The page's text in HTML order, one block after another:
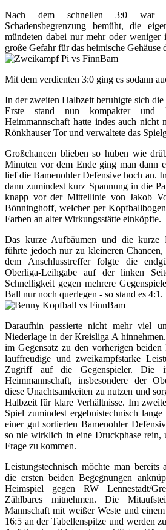
Nach dem schnellen 3:0
Schadensbegrenzung bemüht, die
mündeten dabei nur mehr oder weniger
große Gefahr für das heimische Gehäuse
Mit dem verdienten 3:0 ging es sodann
In der zweiten Halbzeit beruhigte sich die
Erste stand nun kompakter
Heimmannschaft hatte indes auch nicht
Rönkhauser Tor und verwaltete das
Großchancen blieben so hüben wie
Minuten vor dem Ende ging man dann
lief die Bamenohler Defensive hoch an.
dann zumindest kurz Spannung in die
knapp vor der Mittellinie von Jakob
Bönninghoff, welcher per
Farben an alter Wirkungsstätte einköpfte.
Das kurze Aufbäumen und die kurze
führte jedoch nur zu kleineren
dem Anschlusstreffer folgte die
Oberliga-Leihgabe auf der linken
Schnelligkeit gegen mehrere
Ball nur noch querlegen - so stand es 4:1.
Daraufhin passierte nicht mehr viel
Niederlage in der Kreisliga A
im Gegensatz zu den vorherigen
lauffreudige und zweikampfstarke
Zugriff auf die Gegenspieler. Die
Heimmannschaft, insbesondere der
diese Unachtsamkeiten zu nutzen und
Halbzeit für klare Verhältnisse. Im
Spiel zumindest ergebnistechnisch
einer gut sortierten Bamenohler
so nie wirklich in eine Druckphase rein,
Frage zu kommen.
Leistungstechnisch möchte man bereits
die ersten beiden Begegnungen
Heimspiel gegen RW Lennestadt/
Zählbares mitnehmen. Die
Mannschaft mit weißer Weste und
16:5 an der Tabellenspitze und werden